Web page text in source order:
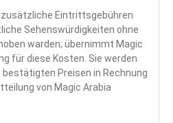
zusätzliche Eintrittsgebühren
Sehenswürdigkeiten ohne
warden; übernimmt Magic
für diese Kosten. Sie werden
Preisen in Rechnung
von Magic Arabia